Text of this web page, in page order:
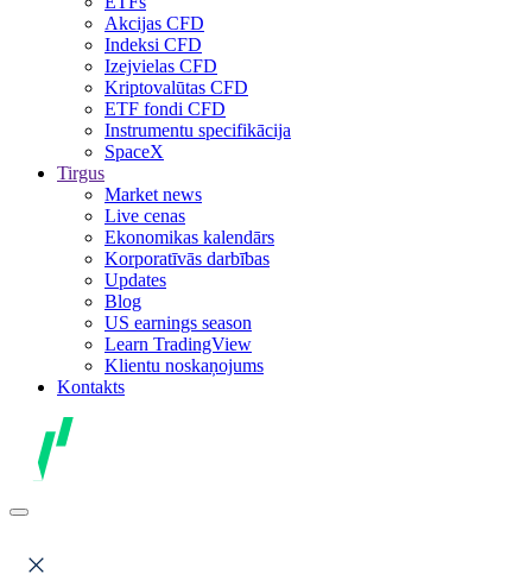
Akcijas CFD
Indeksi CFD
Izejvielas CFD
Kriptovalūtas CFD
ETF fondi CFD
Instrumentu specifikācija
SpaceX
Tirgus
Market news
Live cenas
Ekonomikas kalendārs
Korporatīvās darbības
Updates
Blog
US earnings season
Learn TradingView
Klientu noskaņojums
Kontakts